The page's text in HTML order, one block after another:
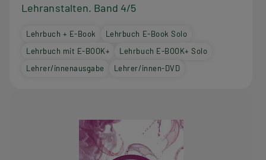
Lehranstalten. Band 4/5
Lehrbuch + E-Book
Lehrbuch E-Book Solo
Lehrbuch mit E-BOOK+
Lehrbuch E-BOOK+ Solo
Lehrer/innenausgabe
Lehrer/innen-DVD